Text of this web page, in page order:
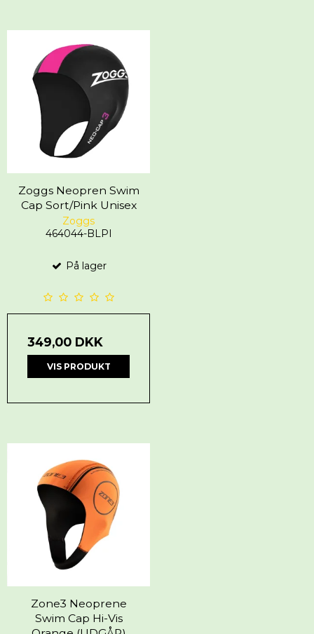
Zoggs Neopren Swim
Cap Sort/Pink Unisex
Zoggs
464044-BLPI
På lager
349,00 DKK
VIS PRODUKT
Zone3 Neoprene
Swim Cap Hi-Vis